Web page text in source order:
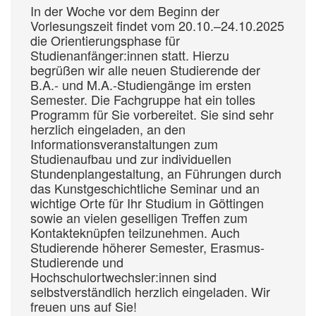
In der Woche vor dem Beginn der
Vorlesungszeit findet vom 20.10.–24.10.2025
die Orientierungsphase für
Studienanfänger:innen statt. Hierzu
begrüßen wir alle neuen Studierende der
B.A.- und M.A.-Studiengänge im ersten
Semester. Die Fachgruppe hat ein tolles
Programm für Sie vorbereitet. Sie sind sehr
herzlich eingeladen, an den
Informationsveranstaltungen zum
Studienaufbau und zur individuellen
Stundenplangestaltung, an Führungen durch
das Kunstgeschichtliche Seminar und an
wichtige Orte für Ihr Studium in Göttingen
sowie an vielen geselligen Treffen zum
Kontakteknüpfen teilzunehmen. Auch
Studierende höherer Semester, Erasmus-
Studierende und
Hochschulortwechsler:innen sind
selbstverständlich herzlich eingeladen. Wir
freuen uns auf Sie!